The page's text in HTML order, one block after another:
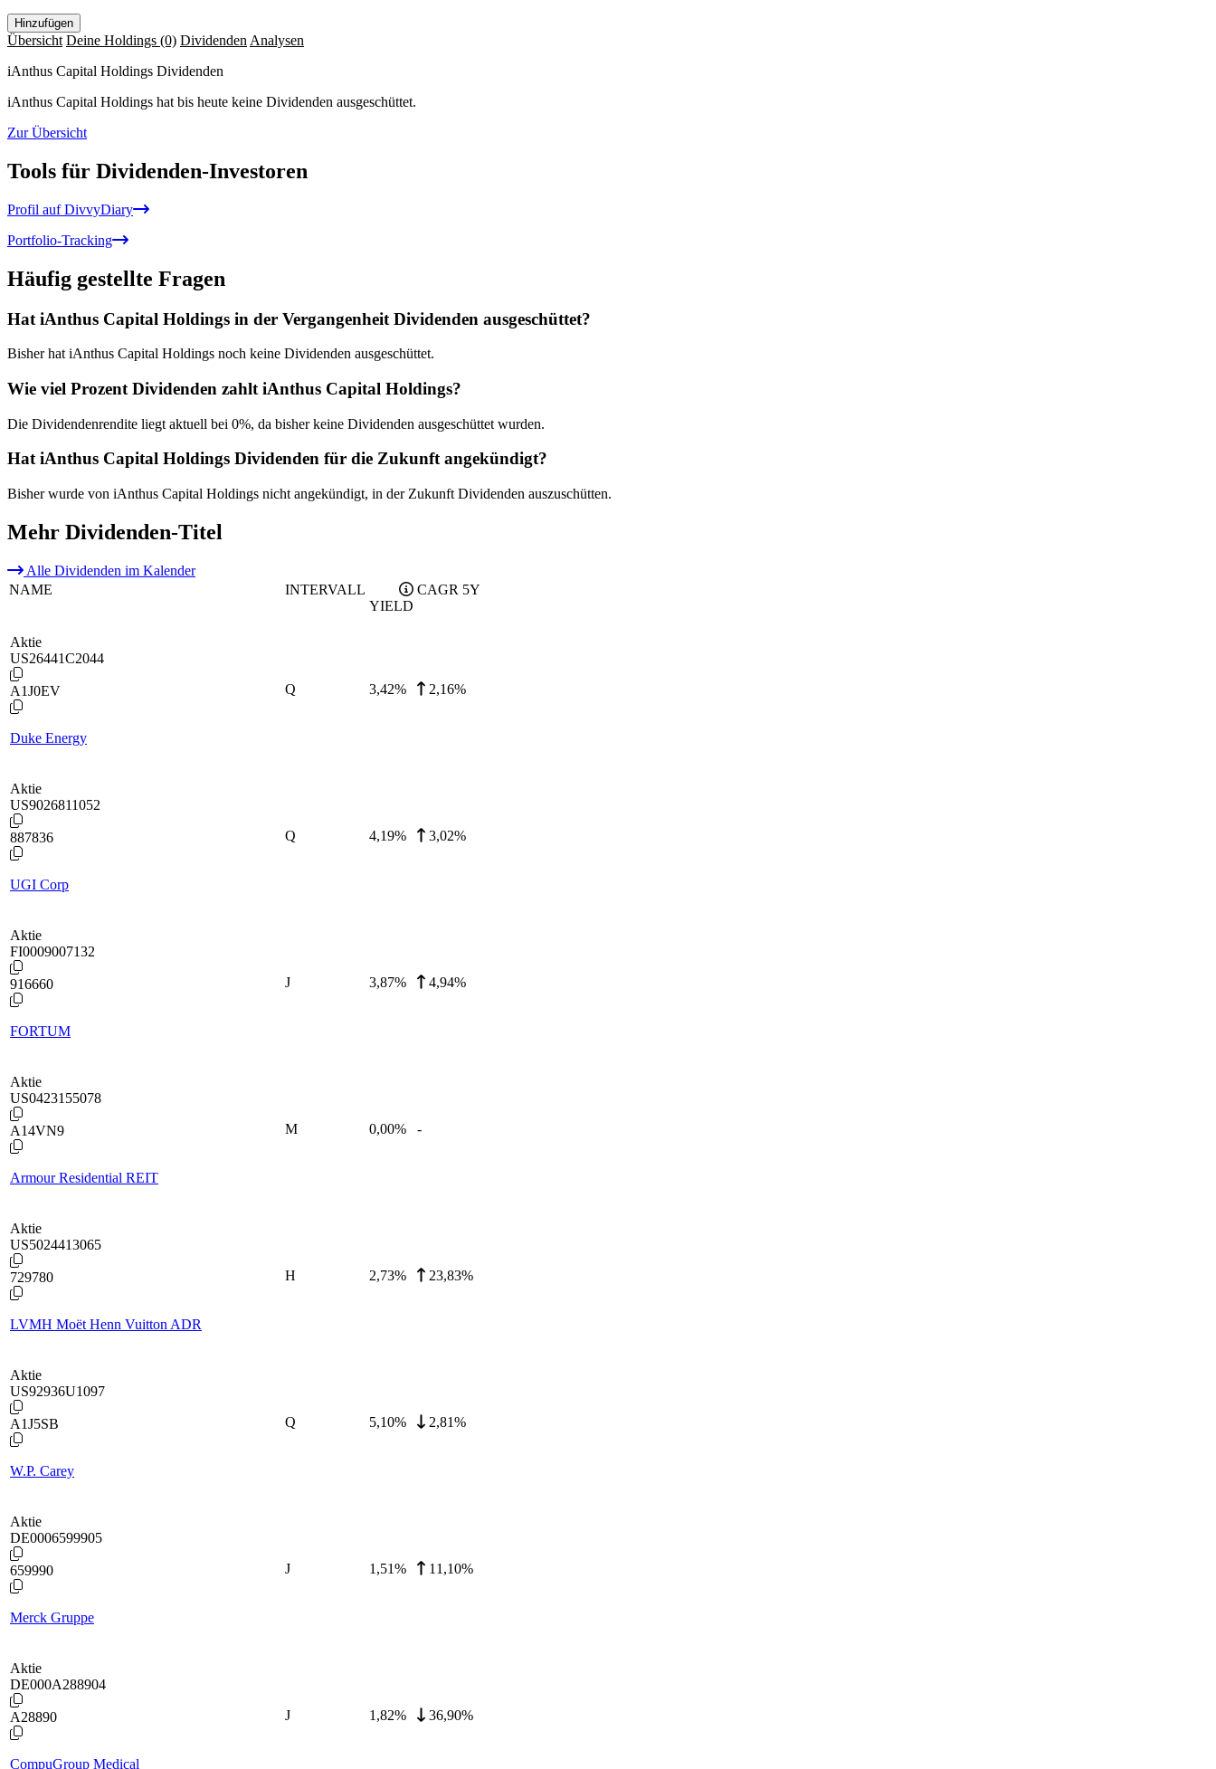
Hinzufügen
Übersicht Deine Holdings (0) Dividenden Analysen
iAnthus Capital Holdings Dividenden
iAnthus Capital Holdings hat bis heute keine Dividenden ausgeschüttet.
Zur Übersicht
Tools für Dividenden-Investoren
Profil auf DivvyDiary
Portfolio-Tracking
Häufig gestellte Fragen
Hat iAnthus Capital Holdings in der Vergangenheit Dividenden ausgeschüttet?
Bisher hat iAnthus Capital Holdings noch keine Dividenden ausgeschüttet.
Wie viel Prozent Dividenden zahlt iAnthus Capital Holdings?
Die Dividendenrendite liegt aktuell bei 0%, da bisher keine Dividenden ausgeschüttet wurden.
Hat iAnthus Capital Holdings Dividenden für die Zukunft angekündigt?
Bisher wurde von iAnthus Capital Holdings nicht angekündigt, in der Zukunft Dividenden auszuschütten.
Mehr Dividenden-Titel
Alle Dividenden im Kalender
NAME
INTERVALL
YIELD
CAGR 5Y
Aktie
US26441C2044
A1J0EV
Duke Energy
Q 3,42% 2,16%
Aktie
US9026811052
887836
UGI Corp
Q 4,19% 3,02%
Aktie
FI0009007132
916660
FORTUM
J 3,87% 4,94%
Aktie
US0423155078
A14VN9
Armour Residential REIT
M 0,00% -
Aktie
US5024413065
729780
LVMH Moët Henn Vuitton ADR
H 2,73% 23,83%
Aktie
US92936U1097
A1J5SB
W.P. Carey
Q 5,10% 2,81%
Aktie
DE0006599905
659990
Merck Gruppe
J 1,51% 11,10%
Aktie
DE000A288904
A28890
CompuGroup Medical
J 1,82% 36,90%